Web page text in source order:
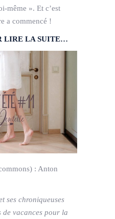
même ». Et c’est
a commencé !
LIRE LA SUITE…
: Anton
ses chroniqueuses
de vacances pour la